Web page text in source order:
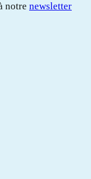
notre newsletter